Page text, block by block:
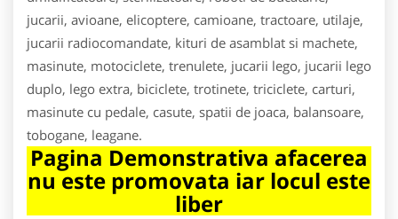
jucarii, avioane, elicoptere, camioane, tractoare, utilaje,
jucarii radiocomandate, kituri de asamblat si machete,
masinute, motociclete, trenulete, jucarii lego, jucarii lego
duplo, lego extra, biciclete, trotinete, triciclete, carturi,
masinute cu pedale, casute, spatii de joaca, balansoare,
tobogane, leagane.
Pagina Demonstrativa afacerea
nu este promovata iar locul este
liber